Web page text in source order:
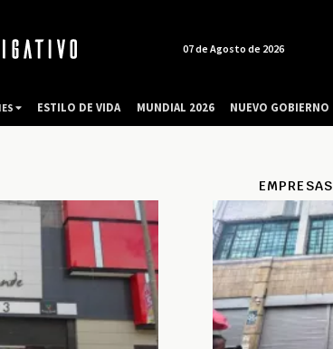
EMPRESAS
07 de Agosto de 2026
ESTILO DE VIDA MUNDIAL 2026 NUEVO GOBIERNO